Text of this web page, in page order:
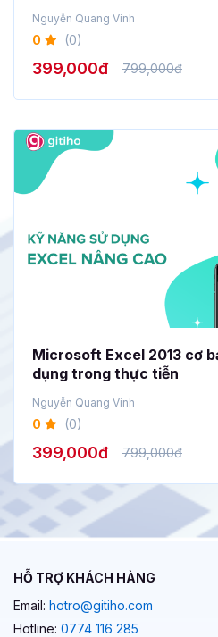
Nguyễn Quang Vinh
0 (0)
399,000đ 799,000đ
Microsoft Excel 2013 cơ
dụng trong thực tiễn
Nguyễn Quang Vinh
0 (0)
399,000đ 799,000đ
HỖ TRỢ KHÁCH HÀNG
Email: hotro@gitiho.com
Hotline: 0774 116 285